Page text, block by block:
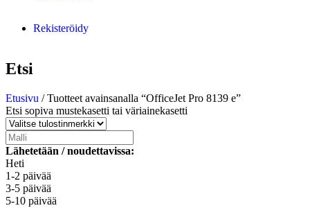
Rekisteröidy
Etsi
Etusivu / Tuotteet avainsanalla “OfficeJet Pro 8139 e”
Etsi sopiva mustekasetti tai väriainekasetti
Lähetetään / noudettavissa:
Heti
1-2 päivää
3-5 päivää
5-10 päivää